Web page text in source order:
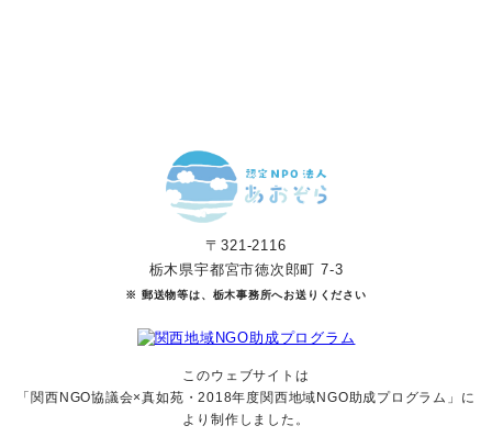
〒321-2116
栃木県宇都宮市徳次郎町 7-3
※ 郵送物等は、栃木事務所へお送りください
このウェブサイトは
「関西NGO協議会×真如苑・2018年度関西地域NGO助成プログラム」に
より制作しました。